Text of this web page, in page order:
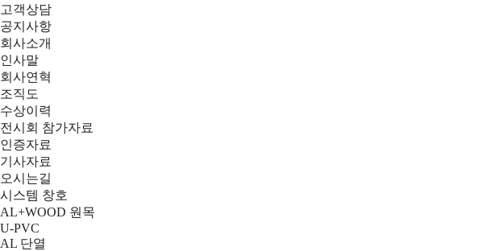
고객상담
공지사항
회사소개
인사말
회사연혁
조직도
수상이력
전시회 참가자료
인증자료
기사자료
오시는길
시스템 창호
AL+WOOD 원목
U-PVC
AL 단열